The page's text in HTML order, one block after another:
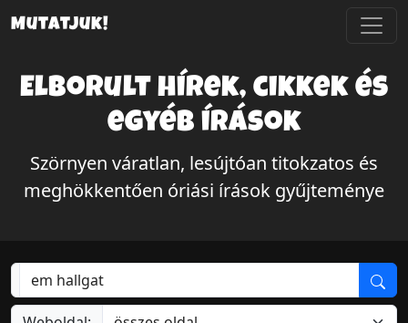
Mutatjuk!
Elborult hírek, cikkek és
egyéb írások
Szörnyen váratlan, lesújtóan titokzatos és
meghökkentően óriási írások gyűjteménye